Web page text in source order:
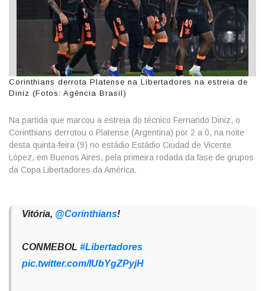
Corinthians derrota Platense na Libertadores na estreia de
Diniz (Fotos: Agência Brasil)
Na partida que marcou a estreia do técnico Fernando Diniz, o
Corinthians derrotou o Platense (Argentina) por 2 a 0, na noite
desta quinta-feira (9) no estádio Estádio Ciudad de Vicente
López, em Buenos Aires, pela primeira rodada da fase de grupos
da Copa Libertadores da América.
Vitória, @Corinthians!
CONMEBOL #Libertadores
pic.twitter.com/IUbYgZPyjH